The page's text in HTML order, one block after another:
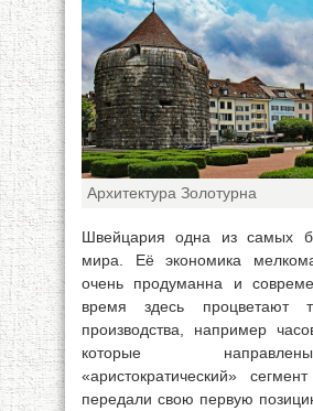
Архитектура Золотурна
Швейцария одна из самых
мира. Её экономика
очень продуманна и
время здесь процветают
производства, например
которые
«аристократический»
передали свою первую